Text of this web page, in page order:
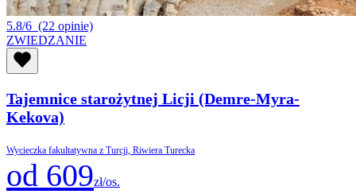
5.8/6 (22 opinie)
ZWIEDZANIE
Tajemnice starożytnej Licji (Demre-Myra-
Kekova)
Wycieczka fakultatywna z Turcji, Riwiera Turecka
od 609zł/os.